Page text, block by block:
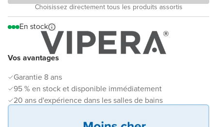
Vos avantages
Garantie 8 ans
95 % en stock et disponible immédiatement
20 ans d'expérience dans les salles de bains
Choisissez directement tous les produits assortis
En stock